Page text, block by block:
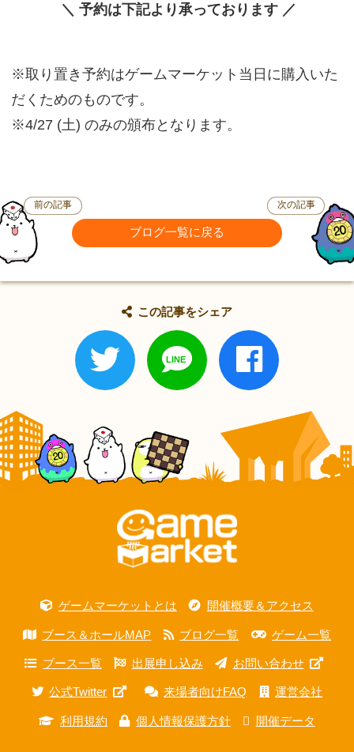
＼ 予約は下記より承っております ／
※取り置き予約はゲームマーケット当日に購入いた
だくためのものです。
※4/27 (土) のみの頒布となります。
前の記事
ブログ一覧に戻る
次の記事
この記事をシェア
ゲームマーケットとは 開催概要＆アクセス
ブース＆ホールMAP ブログ一覧 ゲーム一覧
ブース一覧 出展申し込み お問い合わせ
公式Twitter 来場者向けFAQ 運営会社
利用規約 個人情報保護方針 開催データ